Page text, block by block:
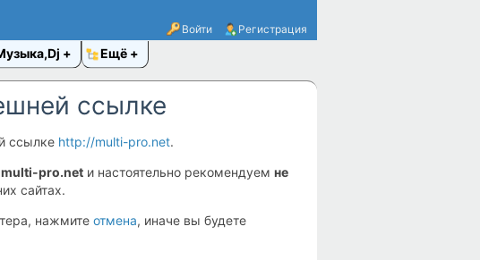
Войти Регистрация
Ещё
ссылке
ссылке http://multi-pro.net.
multi-pro.net и настоятельно рекомендуем не
сайтах.
нажмите отмена, иначе вы будете